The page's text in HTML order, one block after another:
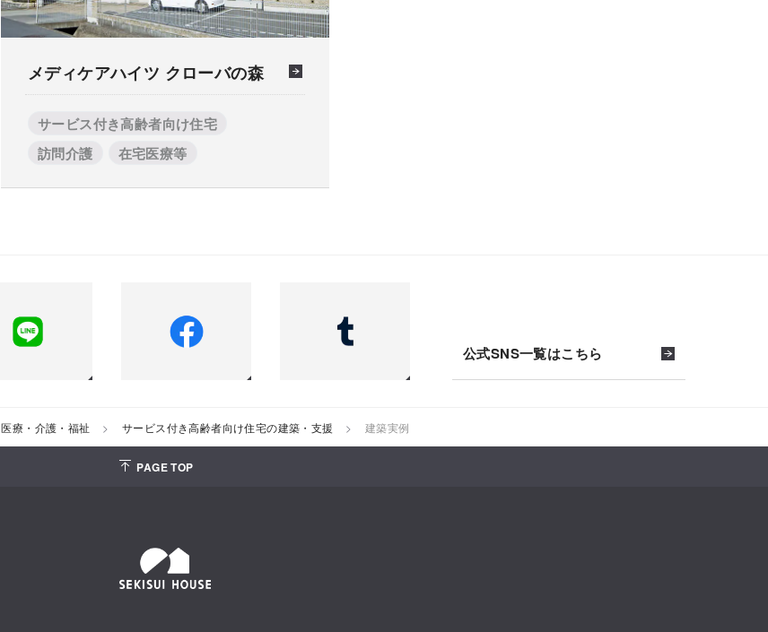
メディケアハイツ クローバの森
サービス付き高齢者向け住宅
訪問介護
在宅医療等
公式SNS一覧はこちら
医療・介護・福祉 サービス付き高齢者向け住宅の建築・支援 建築実例
PAGE TOP